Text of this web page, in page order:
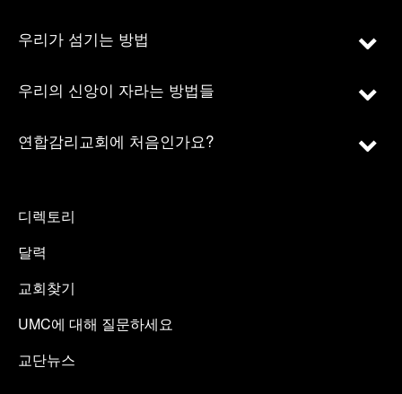
우리가 섬기는 방법
우리의 신앙이 자라는 방법들
연합감리교회에 처음인가요?
디렉토리
달력
교회찾기
UMC에 대해 질문하세요
교단뉴스